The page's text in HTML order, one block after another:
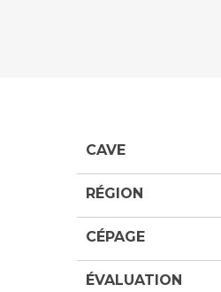
CAVE
RÉGION
CÉPAGE
ÉVALUATION